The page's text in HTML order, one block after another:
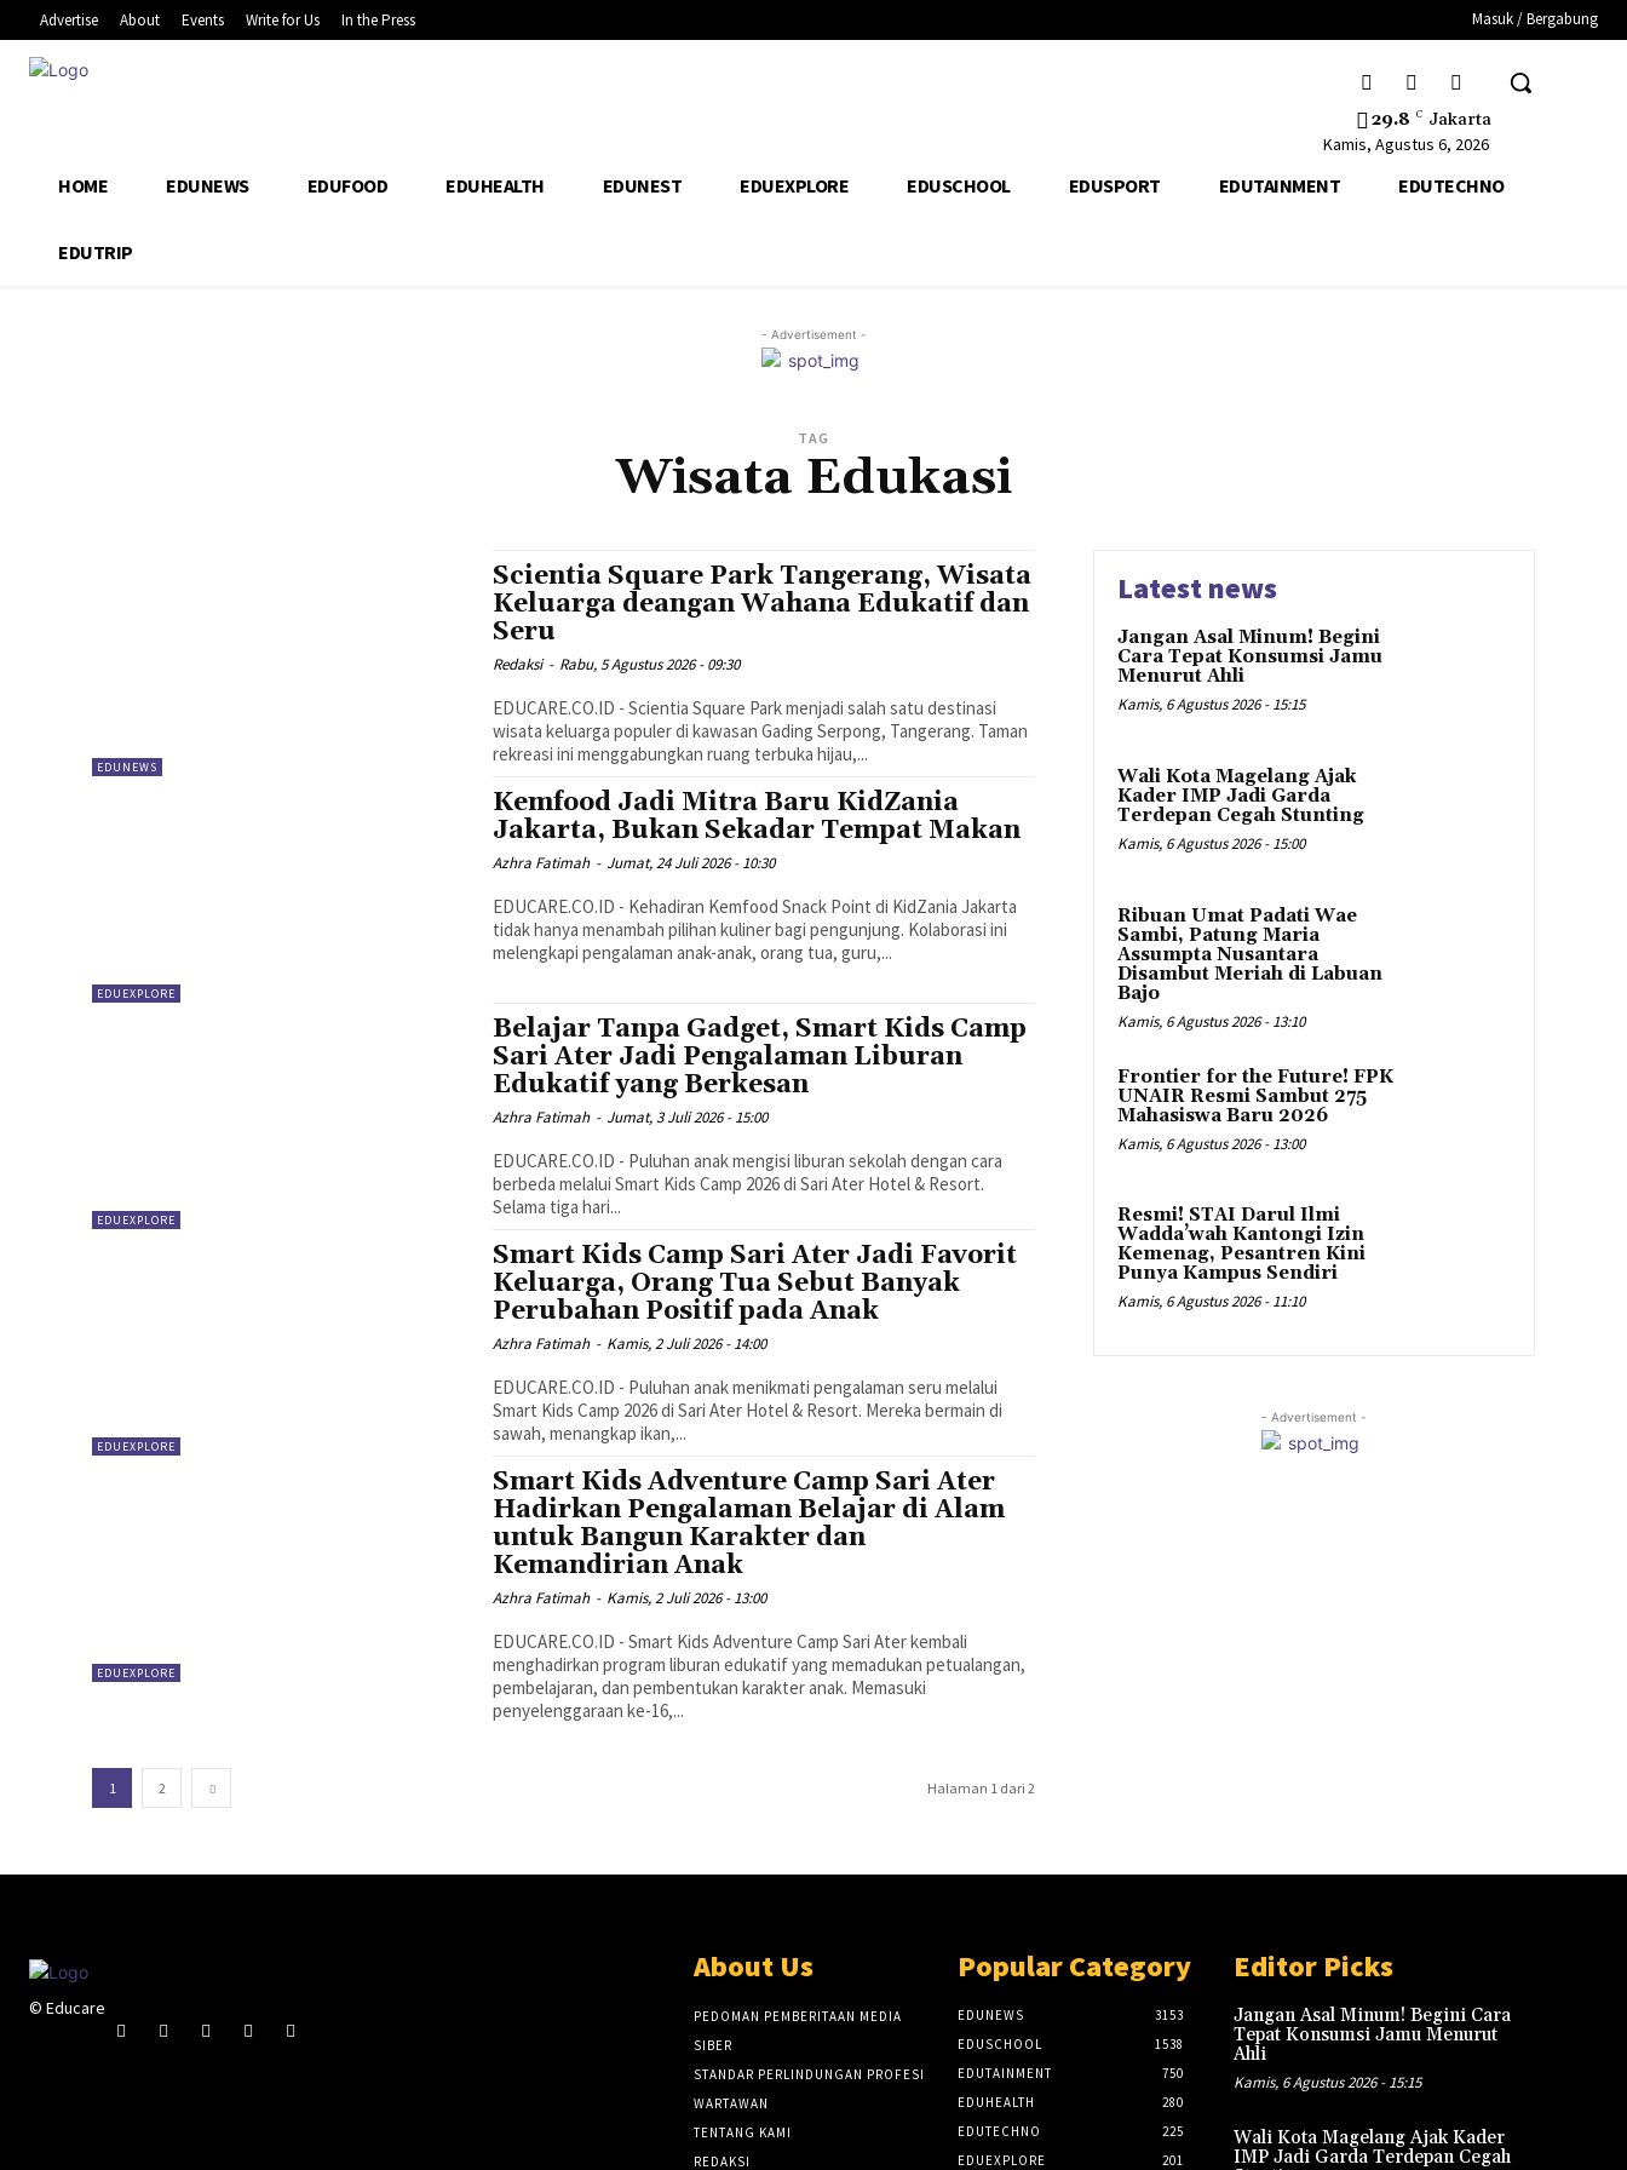
Advertise About Events Write for Us In the Press Masuk / Bergabung
29.8 C Jakarta
Kamis, Agustus 6, 2026
HOME EDUNEWS EDUFOOD EDUHEALTH EDUNEST EDUEXPLORE EDUSCHOOL EDUSPORT EDUTAINMENT EDUTECHNO
EDUTRIP
- Advertisement -
TAG
Wisata Edukasi
EDUNEWS
Scientia Square Park Tangerang, Wisata
Keluarga deangan Wahana Edukatif dan
Seru
Redaksi - Rabu, 5 Agustus 2026 - 09:30
EDUCARE.CO.ID - Scientia Square Park menjadi salah satu destinasi
wisata keluarga populer di kawasan Gading Serpong, Tangerang. Taman
rekreasi ini menggabungkan ruang terbuka hijau,...
EDUEXPLORE
Kemfood Jadi Mitra Baru KidZania
Jakarta, Bukan Sekadar Tempat Makan
Azhra Fatimah - Jumat, 24 Juli 2026 - 10:30
EDUCARE.CO.ID - Kehadiran Kemfood Snack Point di KidZania Jakarta
tidak hanya menambah pilihan kuliner bagi pengunjung. Kolaborasi ini
melengkapi pengalaman anak-anak, orang tua, guru,...
EDUEXPLORE
Belajar Tanpa Gadget, Smart Kids Camp
Sari Ater Jadi Pengalaman Liburan
Edukatif yang Berkesan
Azhra Fatimah - Jumat, 3 Juli 2026 - 15:00
EDUCARE.CO.ID - Puluhan anak mengisi liburan sekolah dengan cara
berbeda melalui Smart Kids Camp 2026 di Sari Ater Hotel & Resort.
Selama tiga hari...
EDUEXPLORE
Smart Kids Camp Sari Ater Jadi Favorit
Keluarga, Orang Tua Sebut Banyak
Perubahan Positif pada Anak
Azhra Fatimah - Kamis, 2 Juli 2026 - 14:00
EDUCARE.CO.ID - Puluhan anak menikmati pengalaman seru melalui
Smart Kids Camp 2026 di Sari Ater Hotel & Resort. Mereka bermain di
sawah, menangkap ikan,...
EDUEXPLORE
Smart Kids Adventure Camp Sari Ater
Hadirkan Pengalaman Belajar di Alam
untuk Bangun Karakter dan
Kemandirian Anak
Azhra Fatimah - Kamis, 2 Juli 2026 - 13:00
EDUCARE.CO.ID - Smart Kids Adventure Camp Sari Ater kembali
menghadirkan program liburan edukatif yang memadukan petualangan,
pembelajaran, dan pembentukan karakter anak. Memasuki
penyelenggaraan ke-16,...
1 2 Halaman 1 dari 2
Latest news
Jangan Asal Minum! Begini
Cara Tepat Konsumsi Jamu
Menurut Ahli
Kamis, 6 Agustus 2026 - 15:15
Wali Kota Magelang Ajak
Kader IMP Jadi Garda
Terdepan Cegah Stunting
Kamis, 6 Agustus 2026 - 15:00
Ribuan Umat Padati Wae
Sambi, Patung Maria
Assumpta Nusantara
Disambut Meriah di Labuan
Bajo
Kamis, 6 Agustus 2026 - 13:10
Frontier for the Future! FPK
UNAIR Resmi Sambut 275
Mahasiswa Baru 2026
Kamis, 6 Agustus 2026 - 13:00
Resmi! STAI Darul Ilmi
Wadda’wah Kantongi Izin
Kemenag, Pesantren Kini
Punya Kampus Sendiri
Kamis, 6 Agustus 2026 - 11:10
- Advertisement -
© Educare
About Us
PEDOMAN PEMBERITAAN MEDIA
SIBER
STANDAR PERLINDUNGAN PROFESI
WARTAWAN
TENTANG KAMI
REDAKSI
Popular Category
EDUNEWS
3153
EDUSCHOOL
1538
EDUTAINMENT
750
EDUHEALTH
280
EDUTECHNO
225
EDUEXPLORE
201
Editor Picks
Jangan Asal Minum! Begini Cara
Tepat Konsumsi Jamu Menurut
Ahli
Kamis, 6 Agustus 2026 - 15:15
Wali Kota Magelang Ajak Kader
IMP Jadi Garda Terdepan Cegah